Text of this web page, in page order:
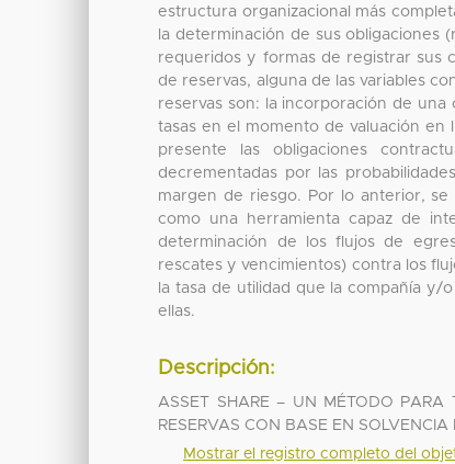
estructura organizacional más
la determinación de sus obligaciones
requeridos y formas de registrar sus
de reservas, alguna de las variables
reservas son: la incorporación de una
tasas en el momento de valuación en
presente las obligaciones
decrementadas por las
margen de riesgo. Por lo anterior,
como una herramienta capaz de
determinación de los flujos de
rescates y vencimientos) contra los
la tasa de utilidad que la compañía
ellas.
Descripción:
ASSET SHARE – UN MÉTODO PARA
RESERVAS CON BASE EN SOLVENCIA II
Mostrar el registro completo del